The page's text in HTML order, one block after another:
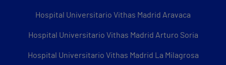
Hospital Universitario Vithas Madrid Aravaca
Hospital Universitario Vithas Madrid Arturo Soria
Hospital Universitario Vithas Madrid La Milagrosa